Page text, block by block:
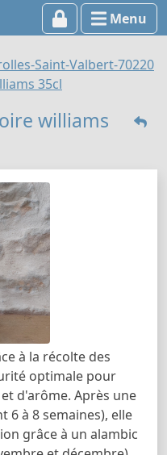
Menu
Saint-Valbert-70220
35cl
williams
à la récolte des
optimale pour
d'arôme. Après une
à 8 semaines), elle
grâce à un alambic